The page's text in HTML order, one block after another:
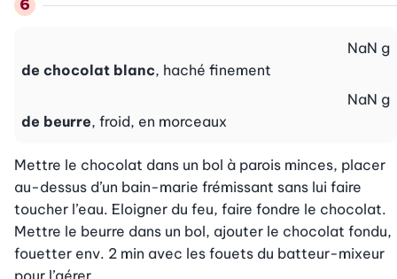
de chocolat blanc, haché finement
NaN g
de beurre, froid, en morceaux
NaN g
Mettre le chocolat dans un bol à parois minces, placer
au-dessus d’un bain-marie frémissant sans lui faire
toucher l’eau. Eloigner du feu, faire fondre le chocolat.
Mettre le beurre dans un bol, ajouter le chocolat fondu,
fouetter env. 2 min avec les fouets du batteur-mixeur